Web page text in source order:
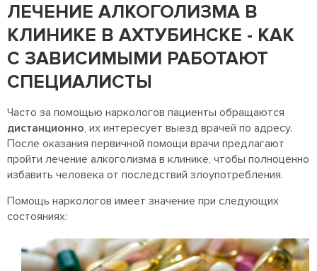
ЛЕЧЕНИЕ АЛКОГОЛИЗМА В
КЛИНИКЕ В АХТУБИНСКЕ - КАК
С ЗАВИСИМЫМИ РАБОТАЮТ
СПЕЦИАЛИСТЫ
Часто за помощью наркологов пациенты обращаются
дистанционно, их интересует выезд врачей по адресу.
После оказания первичной помощи врачи предлагают
пройти лечение алкоголизма в клинике, чтобы полноценно
избавить человека от последствий злоупотребления.
Помощь наркологов имеет значение при следующих
состояниях: